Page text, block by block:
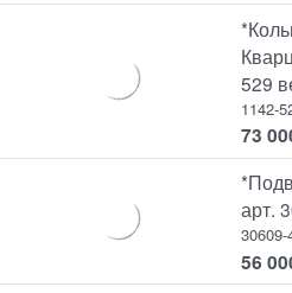
529
1142-
73
арт.
30609-
56